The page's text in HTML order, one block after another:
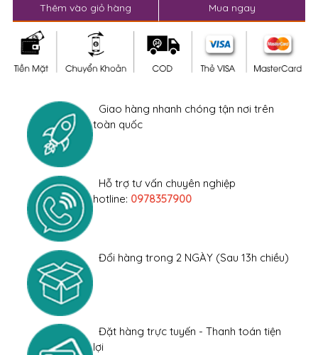
Thêm vào giỏ hàng Mua ngay
Giao hàng nhanh chóng tận nơi trên
toàn quốc
Hỗ trợ tư vấn chuyên nghiệp
hotline: 0978357900
Đổi hàng trong 2 NGÀY (Sau 13h chiều)
Đặt hàng trực tuyến - Thanh toán tiện
lợi